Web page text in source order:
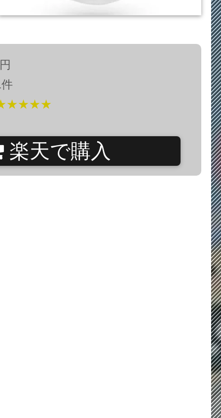
楽天で購入